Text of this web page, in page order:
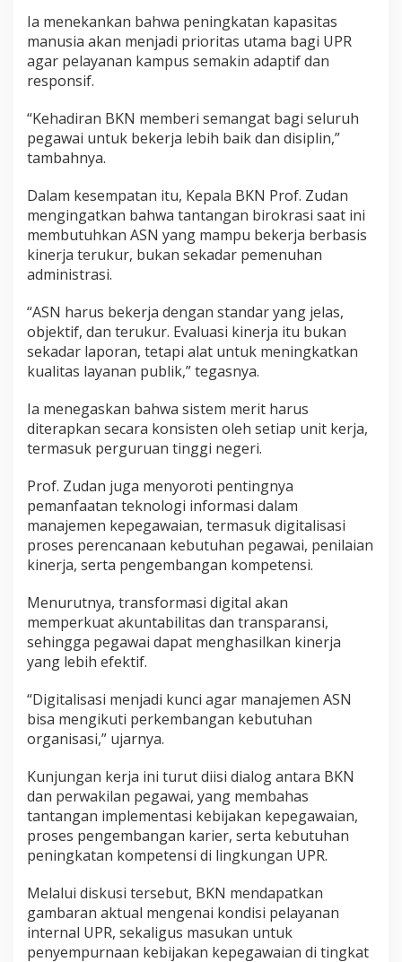
Ia menekankan bahwa peningkatan kapasitas
manusia akan menjadi prioritas utama bagi UPR
agar pelayanan kampus semakin adaptif dan
responsif.
“Kehadiran BKN memberi semangat bagi seluruh
pegawai untuk bekerja lebih baik dan disiplin,”
tambahnya.
Dalam kesempatan itu, Kepala BKN Prof. Zudan
mengingatkan bahwa tantangan birokrasi saat ini
membutuhkan ASN yang mampu bekerja berbasis
kinerja terukur, bukan sekadar pemenuhan
administrasi.
“ASN harus bekerja dengan standar yang jelas,
objektif, dan terukur. Evaluasi kinerja itu bukan
sekadar laporan, tetapi alat untuk meningkatkan
kualitas layanan publik,” tegasnya.
Ia menegaskan bahwa sistem merit harus
diterapkan secara konsisten oleh setiap unit kerja,
termasuk perguruan tinggi negeri.
Prof. Zudan juga menyoroti pentingnya
pemanfaatan teknologi informasi dalam
manajemen kepegawaian, termasuk digitalisasi
proses perencanaan kebutuhan pegawai, penilaian
kinerja, serta pengembangan kompetensi.
Menurutnya, transformasi digital akan
memperkuat akuntabilitas dan transparansi,
sehingga pegawai dapat menghasilkan kinerja
yang lebih efektif.
“Digitalisasi menjadi kunci agar manajemen ASN
bisa mengikuti perkembangan kebutuhan
organisasi,” ujarnya.
Kunjungan kerja ini turut diisi dialog antara BKN
dan perwakilan pegawai, yang membahas
tantangan implementasi kebijakan kepegawaian,
proses pengembangan karier, serta kebutuhan
peningkatan kompetensi di lingkungan UPR.
Melalui diskusi tersebut, BKN mendapatkan
gambaran aktual mengenai kondisi pelayanan
internal UPR, sekaligus masukan untuk
penyempurnaan kebijakan kepegawaian di tingkat